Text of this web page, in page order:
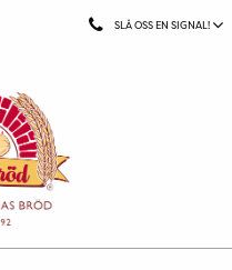
SLÅ OSS EN SIGNAL!